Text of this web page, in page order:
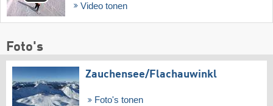
Video tonen
Foto's
Zauchensee/​Flachauwinkl
Foto's tonen